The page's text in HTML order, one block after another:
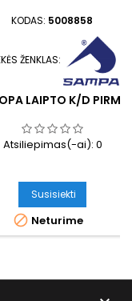
KODAS: 5008858
ŽENKLAS:
LAIPTO K/D PIRMA
Atsiliepimas(-ai): 0
Susisiekti
 Neturime